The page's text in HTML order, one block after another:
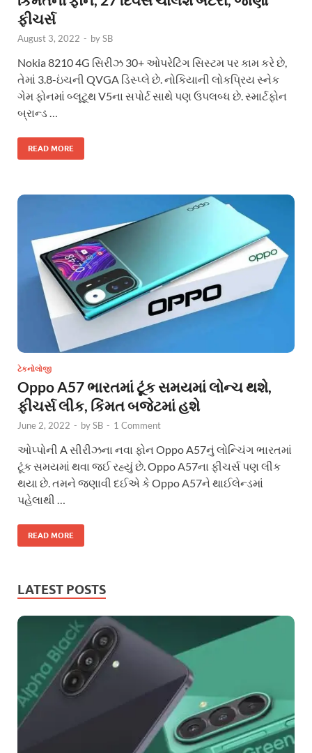
ફીચર્સ
August 3, 2022 - bySB
Nokia 8210 4G સિરીઝ 30+ ઓપરેટિંગ સિસ્ટમ પર કામ કરે છે,
તેમાં 3.8-ઇંચની QVGA ડિસ્પ્લે છે. નોકિયાની લોકપ્રિય સ્નેક
ગેમ ફોનમાં બ્લૂટૂથ V5ના સપોર્ટ સાથે પણ ઉપલબ્ધ છે. સ્માર્ટફોન
બ્રાન્ડ …
READ MORE
ટેકનોલોજી
Oppo A57 ભારતમાં ટૂંક સમયમાં લોન્ચ થશે,
ફીચર્સ લીક, કિંમત બજેટમાં હશે
June 2, 2022 - bySB - 1 Comment
ઓપ્પોની A સીરીઝના નવા ફોન Oppo A57નું લોન્ચિંગ ભારતમાં
ટૂંક સમયમાં થવા જઈ રહ્યું છે. Oppo A57ના ફીચર્સ પણ લીક
થયા છે. તમને જણાવી દઈએ કે Oppo A57ને થાઈલેન્ડમાં
પહેલાથી …
READ MORE
LATEST POSTS